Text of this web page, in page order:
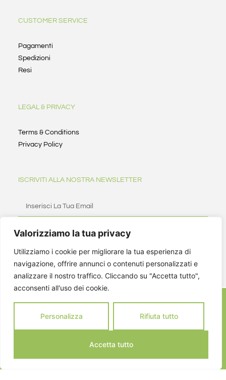
Valorizziamo la tua privacy
Utilizziamo i cookie per migliorare la tua esperienza di
navigazione, offrire annunci o contenuti personalizzati e
analizzare il nostro traffico. Cliccando su "Accetta tutto",
acconsenti all'uso dei cookie.
Personalizza Rifiuta tutto
Accetta tutto
CUSTOMER SERVICE
Pagamenti
Spedizioni
Resi
LEGAL & PRIVACY
Terms & Conditions
Privacy Policy
ISCRIVITI ALLA NOSTRA NEWSLETTER